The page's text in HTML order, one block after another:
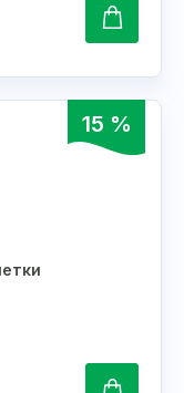
15 %